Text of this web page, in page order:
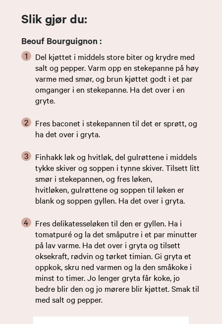
Slik gjør du:
Beouf Bourguignon :
Del kjøttet i middels store biter og krydre med
salt og pepper. Varm opp en stekepanne på høy
varme med smør, og brun kjøttet godt i et par
omganger i en stekepanne. Ha det over i en
gryte.
Fres baconet i stekepannen til det er sprøtt, og
ha det over i gryta.
Finhakk løk og hvitløk, del gulrøttene i middels
tykke skiver og soppen i tynne skiver. Tilsett litt
smør i stekepannen, og fres løken,
hvitløken, gulrøttene og soppen til løken er
blank og soppen gyllen. Ha det over i gryta.
Fres delikatesseløken til den er gyllen. Ha i
tomatpuré og la det småputre i et par minutter
på lav varme. Ha det over i gryta og tilsett
oksekraft, rødvin og tørket timian. Gi gryta et
oppkok, skru ned varmen og la den småkoke i
minst to timer. Jo lenger gryta får koke, jo
bedre blir den og jo mørere blir kjøttet. Smak til
med salt og pepper.